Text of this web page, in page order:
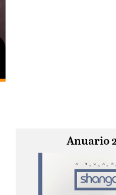
Anuario